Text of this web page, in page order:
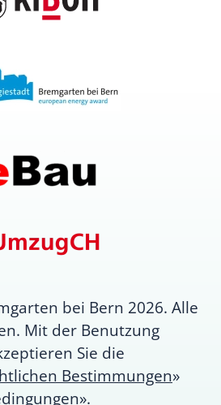
bei Bern 2026. Alle
Mit der Benutzung
Sie die
Bestimmungen»
».